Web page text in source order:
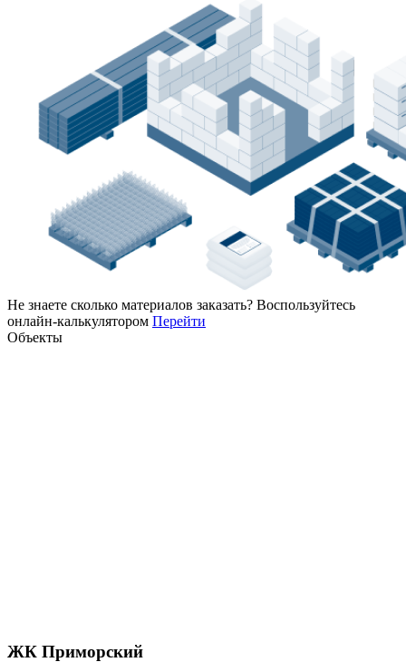
Не знаете сколько материалов заказать? Воспользуйтесь
онлайн-калькулятором Перейти
Объекты
ЖК Приморский